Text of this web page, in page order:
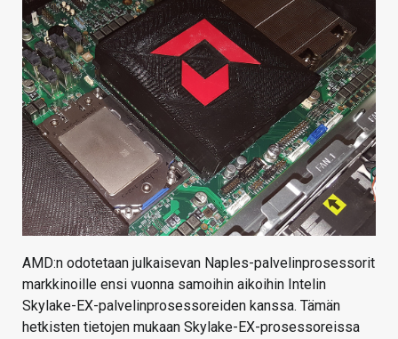
AMD:n odotetaan julkaisevan Naples-palvelinprosessorit
markkinoille ensi vuonna samoihin aikoihin Intelin
Skylake-EX-palvelinprosessoreiden kanssa. Tämän
hetkisten tietojen mukaan Skylake-EX-prosessoreissa